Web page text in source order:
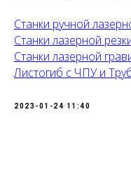
Станки ручной
Станки лазерной
Станки лазерной
Листогиб с ЧПУ и
2023-01-24 11:40